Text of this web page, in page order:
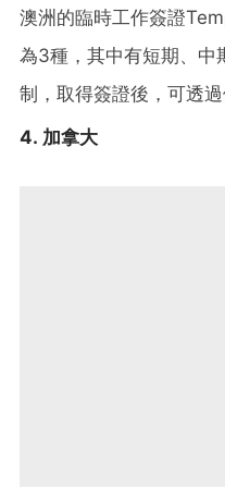
澳洲的臨時工作簽證
為3種，其中有短期、中
制，取得簽證後，可透
4. 加拿大